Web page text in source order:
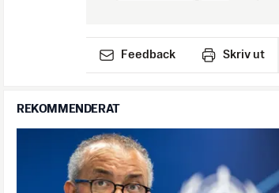
Feedback Skriv ut
REKOMMENDERAT